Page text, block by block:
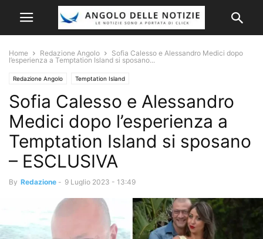
Home Redazione Angolo
Sofia Calesso e Alessandro Medici dopo
l’esperienza a Temptation Island si sposano...
Redazione Angolo Temptation Island
Sofia Calesso e Alessandro
Medici dopo l’esperienza a
Temptation Island si sposano
– ESCLUSIVA
By Redazione - 9 Luglio 2023 - 13:49